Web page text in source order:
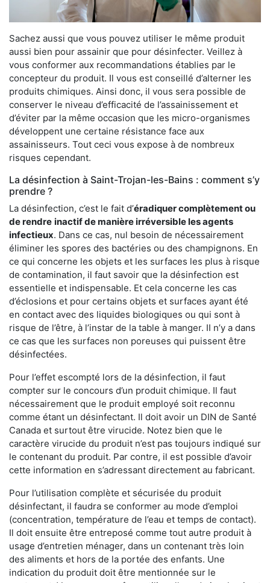
Sachez aussi que vous pouvez utiliser le même produit
aussi bien pour assainir que pour désinfecter. Veillez à
vous conformer aux recommandations établies par le
concepteur du produit. Il vous est conseillé d’alterner les
produits chimiques. Ainsi donc, il vous sera possible de
conserver le niveau d’efficacité de l’assainissement et
d’éviter par la même occasion que les micro-organismes
développent une certaine résistance face aux
assainisseurs. Tout ceci vous expose à de nombreux
risques cependant.
La désinfection à Saint-Trojan-les-Bains : comment s’y
prendre ?
La désinfection, c’est le fait d’éradiquer complètement ou
de rendre inactif de manière irréversible les agents
infectieux. Dans ce cas, nul besoin de nécessairement
éliminer les spores des bactéries ou des champignons. En
ce qui concerne les objets et les surfaces les plus à risque
de contamination, il faut savoir que la désinfection est
essentielle et indispensable. Et cela concerne les cas
d’éclosions et pour certains objets et surfaces ayant été
en contact avec des liquides biologiques ou qui sont à
risque de l’être, à l’instar de la table à manger. II n’y a dans
ce cas que les surfaces non poreuses qui puissent être
désinfectées.
Pour l’effet escompté lors de la désinfection, il faut
compter sur le concours d’un produit chimique. Il faut
nécessairement que le produit employé soit reconnu
comme étant un désinfectant. Il doit avoir un DIN de Santé
Canada et surtout être virucide. Notez bien que le
caractère virucide du produit n’est pas toujours indiqué sur
le contenant du produit. Par contre, il est possible d’avoir
cette information en s’adressant directement au fabricant.
Pour l’utilisation complète et sécurisée du produit
désinfectant, il faudra se conformer au mode d’emploi
(concentration, température de l’eau et temps de contact).
Il doit ensuite être entreposé comme tout autre produit à
usage d’entretien ménager, dans un contenant très loin
des aliments et hors de la portée des enfants. Une
indication du produit doit être mentionnée sur le